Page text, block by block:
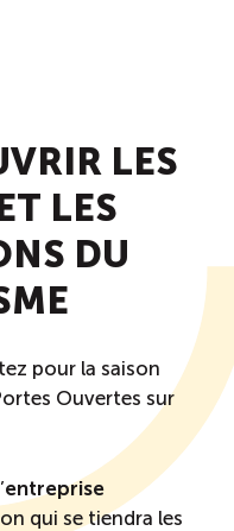
ligne
LES
LES
DU
pour la saison
Ouvertes sur
entreprise
qui se tiendra les